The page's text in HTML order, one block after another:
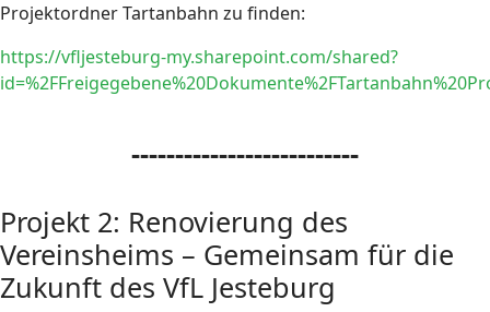
Projektordner Tartanbahn zu finden:
https://vfljesteburg-my.sharepoint.com/shared?
--------------------------
Projekt 2: Renovierung des
Vereinsheims – Gemeinsam für die
Zukunft des VfL Jesteburg